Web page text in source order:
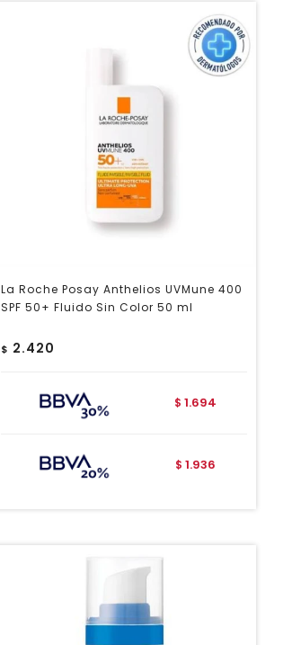
La Roche Posay Anthelios UVMune 400
SPF 50+ Fluido Sin Color 50 ml
$ 2.420
$ 1.694
$ 1.936